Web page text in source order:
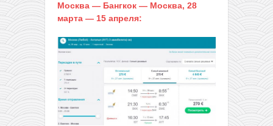
Москва — Бангкок — Москва, 28
марта — 15 апреля: